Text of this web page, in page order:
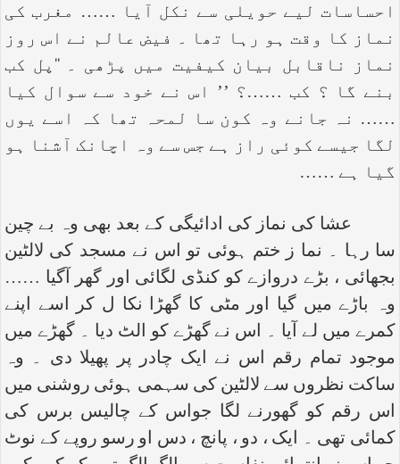
احساسات لیے حویلی سے نکل آیا …… مغرب کی
نماز کا وقت ہو رہا تھا ۔ فیض عالم نے اس روز
نماز ناقابل بیان کیفیت میں پڑھی ۔ ‘‘پل کب
بنے گا ؟ کب ……؟ ’’ اس نے خود سے سوال کیا
…… نہ جانے وہ کون سا لمحہ تھا کہ اسے یوں
لگا جیسے کوئی راز ہے جس سے وہ اچانک آشنا ہو
گیا ہے ……
عشا کی نماز کی ادائیگی کے بعد بھی وہ بے چین
سا رہا ۔ نما ز ختم ہوئی تو اس نے مسجد کی لالٹین
بجھائی ، بڑے دروازے کو کنڈی لگائی اور گھر آگیا ……
وہ باڑے میں گیا اور مٹی کا گھڑا نکا ل کر اسے اپنے
کمرے میں لے آیا ۔ اس نے گھڑے کو الٹ دیا ۔ گھڑے میں
موجود تمام رقم اس نے ایک چادر پر پھیلا دی ۔ وہ
ساکت نظروں سے لالٹین کی سہمی ہوئی روشنی میں
اس رقم کو گھورنے لگا جواس کے چالیس برس کی
کمائی تھی ۔ ایک ، دو ، پانچ ، دس او رسو روپے کے نوٹ